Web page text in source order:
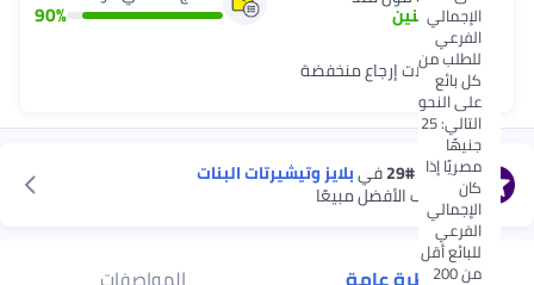
الإجمالي
الفرعي
للطلب من
كل بائع
على النحو
التالي: 25
جنيهًا
مصريًا إذا
كان
الإجمالي
الفرعي
للبائع أقل
من 200
90% 7
+سنين
معدّلات إرجاع منخفضة
متصنف #29 فيبلايز وتيشيرتات البنات
استكشف الأفضل مبيعًا